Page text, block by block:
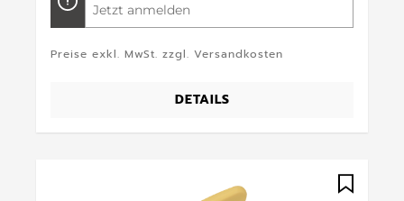
Jetzt anmelden
Preise exkl. MwSt. zzgl. Versandkosten
DETAILS